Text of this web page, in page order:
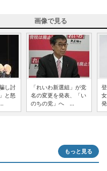
画像で見る
し討
と怒
「れいわ新選組」が党
名の変更を発表、「い
のちの党」へ ...
もっと見る